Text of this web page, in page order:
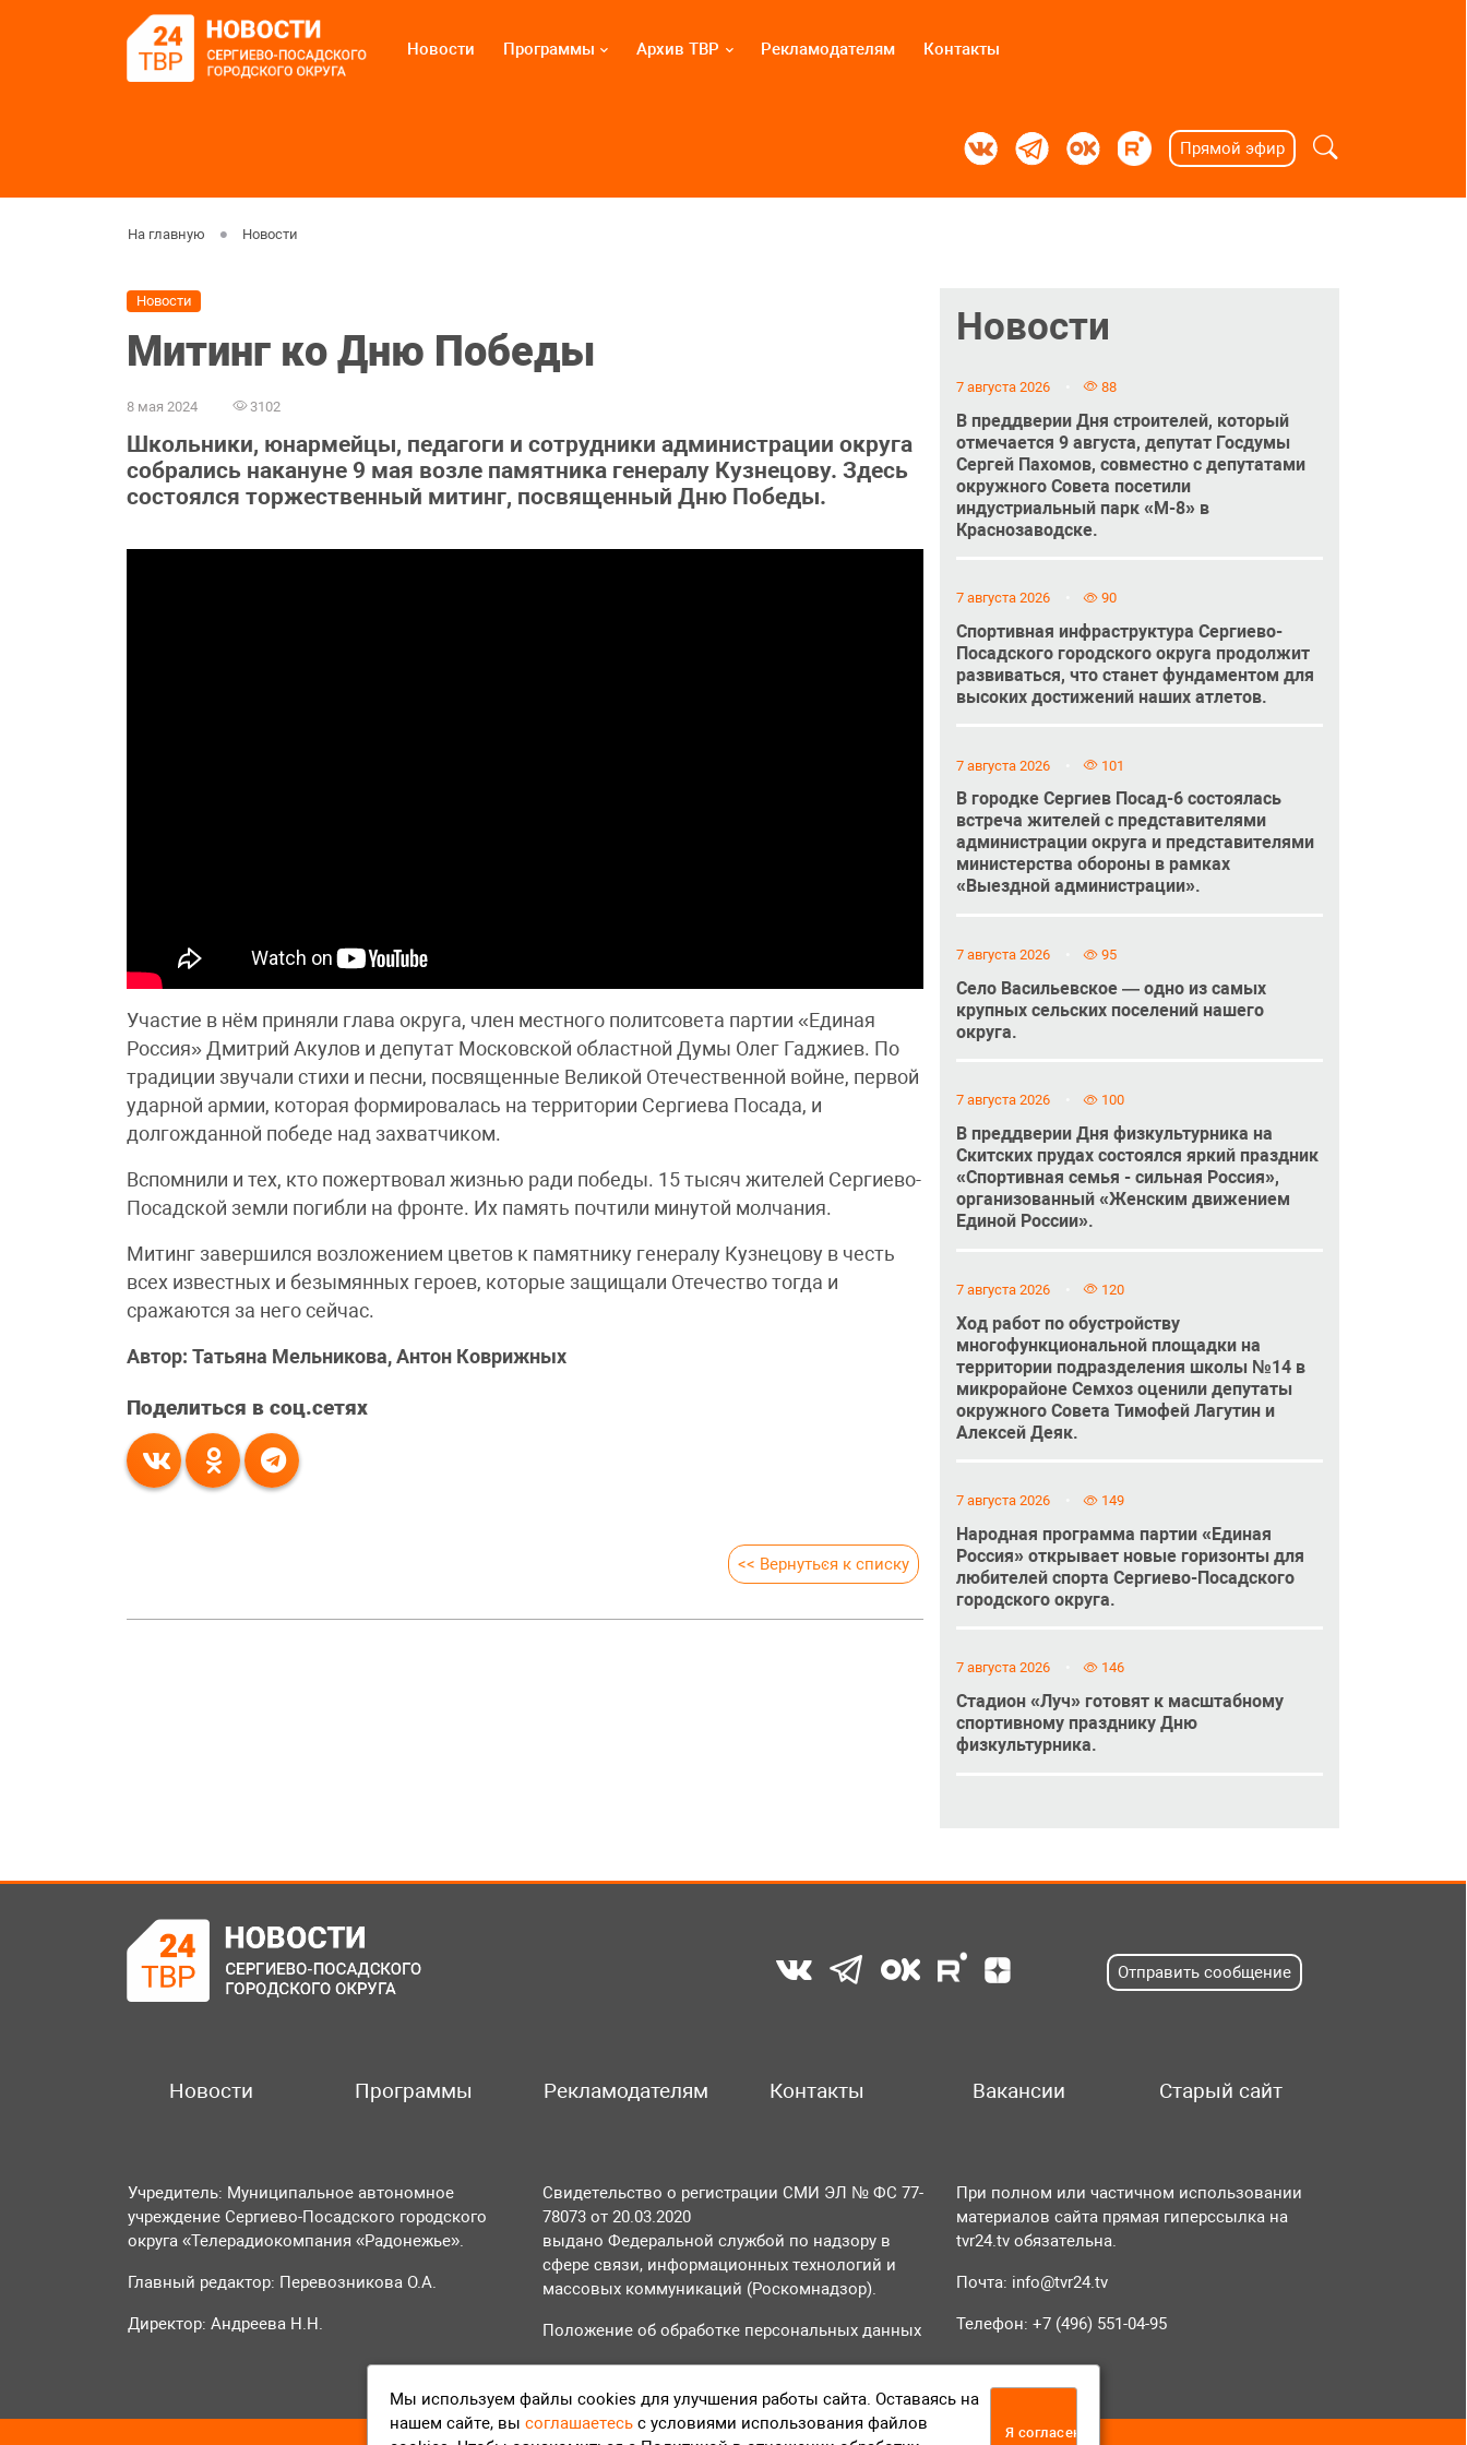
Новости Программы Архив ТВР Рекламодателям Контакты
Прямой эфир
На главную Новости
Новости
Митинг ко Дню Победы
8 мая 2024 3102
Школьники, юнармейцы, педагоги и сотрудники администрации округа
собрались накануне 9 мая возле памятника генералу Кузнецову. Здесь
состоялся торжественный митинг, посвященный Дню Победы.
Участие в нём приняли глава округа, член местного политсовета партии «Единая
Россия» Дмитрий Акулов и депутат Московской областной Думы Олег Гаджиев. По
традиции звучали стихи и песни, посвященные Великой Отечественной войне, первой
ударной армии, которая формировалась на территории Сергиева Посада, и
долгожданной победе над захватчиком.
Вспомнили и тех, кто пожертвовал жизнью ради победы. 15 тысяч жителей Сергиево-
Посадской земли погибли на фронте. Их память почтили минутой молчания.
Митинг завершился возложением цветов к памятнику генералу Кузнецову в честь
всех известных и безымянных героев, которые защищали Отечество тогда и
сражаются за него сейчас.
Автор: Татьяна Мельникова, Антон Коврижных
Поделиться в соц.сетях
<< Вернуться к списку
Новости
7 августа 2026 88
В преддверии Дня строителей, который
отмечается 9 августа, депутат Госдумы
Сергей Пахомов, совместно с депутатами
окружного Совета посетили
индустриальный парк «М-8» в
Краснозаводске.
7 августа 2026 90
Спортивная инфраструктура Сергиево-
Посадского городского округа продолжит
развиваться, что станет фундаментом для
высоких достижений наших атлетов.
7 августа 2026 101
В городке Сергиев Посад-6 состоялась
встреча жителей с представителями
администрации округа и представителями
министерства обороны в рамках
«Выездной администрации».
7 августа 2026 95
Село Васильевское — одно из самых
крупных сельских поселений нашего
округа.
7 августа 2026 100
В преддверии Дня физкультурника на
Скитских прудах состоялся яркий праздник
«Спортивная семья - сильная Россия»,
организованный «Женским движением
Единой России».
7 августа 2026 120
Ход работ по обустройству
многофункциональной площадки на
территории подразделения школы №14 в
микрорайоне Семхоз оценили депутаты
окружного Совета Тимофей Лагутин и
Алексей Деяк.
7 августа 2026 149
Народная программа партии «Единая
Россия» открывает новые горизонты для
любителей спорта Сергиево-Посадского
городского округа.
7 августа 2026 146
Стадион «Луч» готовят к масштабному
спортивному празднику Дню
физкультурника.
Отправить сообщение
Новости Программы Рекламодателям Контакты Вакансии Старый сайт
Учредитель: Муниципальное автономное
учреждение Сергиево-Посадского городского
округа «Телерадиокомпания «Радонежье».
Главный редактор: Перевозникова О.А.
Директор: Андреева Н.Н.
Свидетельство о регистрации СМИ ЭЛ № ФС 77-
78073 от 20.03.2020
выдано Федеральной службой по надзору в
сфере связи, информационных технологий и
массовых коммуникаций (Роскомнадзор).
Положение об обработке персональных данных
Согласие на обработку персональных данных
При полном или частичном использовании
материалов сайта прямая гиперссылка на
tvr24.tv обязательна.
Почта: info@tvr24.tv
Телефон: +7 (496) 551-04-95
Мы используем файлы cookies для улучшения работы сайта. Оставаясь на
нашем сайте, вы соглашаетесь с условиями использования файлов
Я согласен